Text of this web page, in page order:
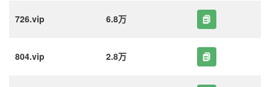
726.vip 6.8万
804.vip 2.8万